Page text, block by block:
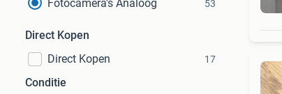
Fotocamera's Analoog
53
Direct Kopen
Direct Kopen
17
Conditie